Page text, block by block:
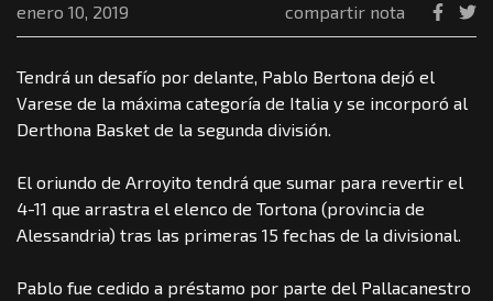
enero 10, 2019 compartir nota
Tendrá un desafío por delante, Pablo Bertona dejó el
Varese de la máxima categoría de Italia y se incorporó al
Derthona Basket de la segunda división.
El oriundo de Arroyito tendrá que sumar para revertir el
4-11 que arrastra el elenco de Tortona (provincia de
Alessandria) tras las primeras 15 fechas de la divisional.
Pablo fue cedido a préstamo por parte del Pallacanestro